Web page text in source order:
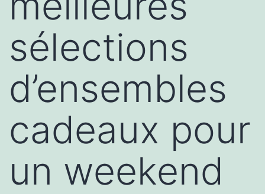
sélections
d’ensembles
cadeaux pour
un weekend